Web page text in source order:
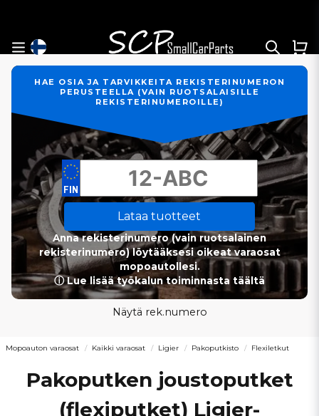
HAE OSIA JA TARVIKKEITA REKISTERINUMERON
PERUSTEELLA (VAIN RUOTSALAISILLE
REKISTERINUMEROILLE)
Lataa tuotteet
Anna rekisterinumero (vain ruotsalainen
rekisterinumero) löytääksesi oikeat varaosat
mopoautollesi.
ⓘ Lue lisää työkalun toiminnasta täältä
Näytä rek.numero
Mopoauton varaosat Kaikki varaosat Ligier Pakoputkisto Flexiletkut
Pakoputken joustoputket
(flexiputket) Ligier-